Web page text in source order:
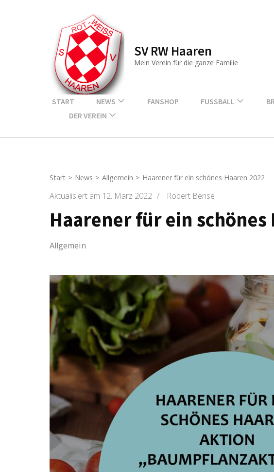
SV RW Haaren
Mein Verein für die ganze Familie
START NEWS FANSHOP FUSSBALL
DER VEREIN
Start > News > Allgemein > Haarener für ein schönes Haaren 2022
Aktualisiert am 12. März 2022 / Robert Bense
Haarener für ein schönes
Allgemein